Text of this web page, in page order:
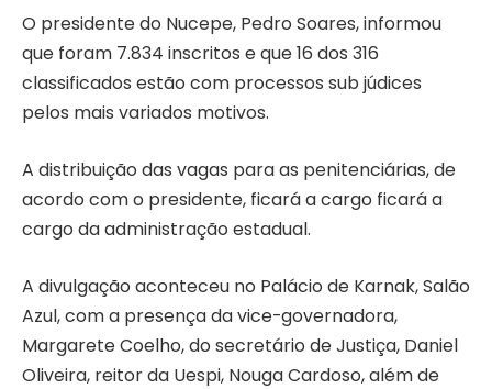
O presidente do Nucepe, Pedro Soares, informou
que foram 7.834 inscritos e que 16 dos 316
classificados estão com processos sub júdices
pelos mais variados motivos.
A distribuição das vagas para as penitenciárias, de
acordo com o presidente, ficará a cargo ficará a
cargo da administração estadual.
A divulgação aconteceu no Palácio de Karnak, Salão
Azul, com a presença da vice-governadora,
Margarete Coelho, do secretário de Justiça, Daniel
Oliveira, reitor da Uespi, Nouga Cardoso, além de